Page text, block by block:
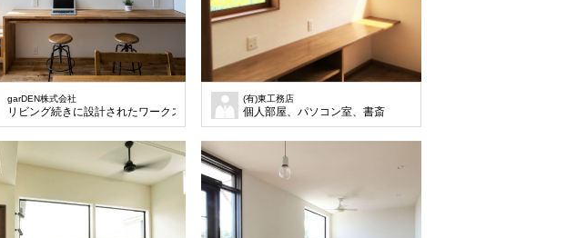
garDEN株式会社
リビング続きに設計されたワークスペース。
(有)東工務店
個人部屋、パソコン室、書斎